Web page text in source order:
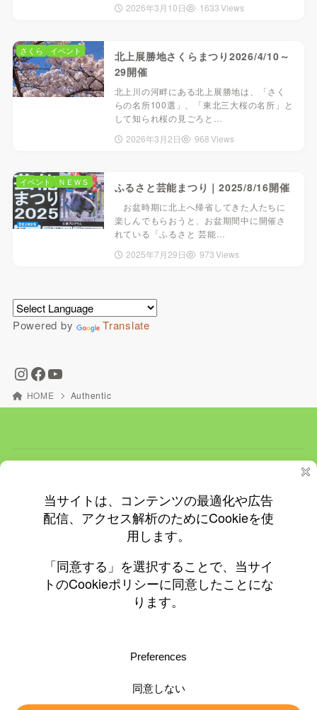
2026年3月10日
1633 Views
北上展勝地さくらまつり2026/4/10～
29開催
北上川の河畔にある北上展勝地は、「さく
らの名所100選」、「東北三大桜の名所」と
して知られ桜の見ごろと…
2026年3月2日
さくら イベント
968 Views
ふるさと芸能まつり｜2025/8/16開催
お盆時期に北上へ帰省してきた人たちに
楽しんでもらおうと、お盆期間中に開催さ
れている「ふるさと 芸能…
2025年7月29日
イベント ＮＥＷＳ
973 Views
Powered by Translate
HOME Authentic
ＮＥＷＳ
飲食店情報
© 2010-2026 ©0197.jp